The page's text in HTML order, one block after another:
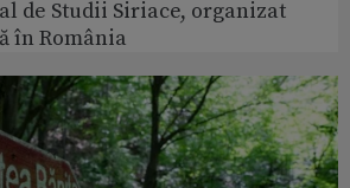
de Studii Siriace, organizat
în România